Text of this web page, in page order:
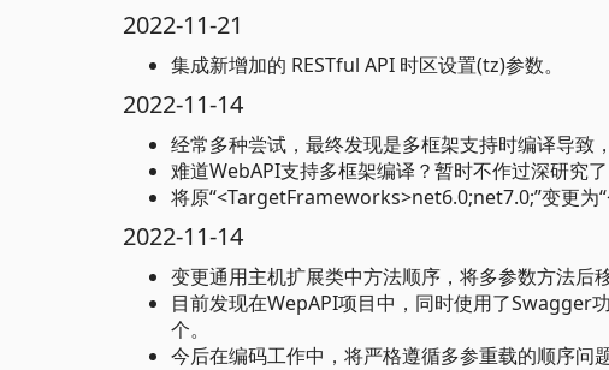
2022-11-21
集成新增加的 RESTful API 时区设置(tz)参数。
2022-11-14
经常多种尝试，最终发现是多框架支持时编译导致
难道WebAPI支持多框架编译？暂时不作过深研究
将原“<TargetFrameworks>net6.0;net7.0;”变更为
2022-11-14
变更通用主机扩展类中方法顺序，将多参数方法后
目前发现在WepAPI项目中，同时使用了Swagger
个。
今后在编码工作中，将严格遵循多参重载的顺序问